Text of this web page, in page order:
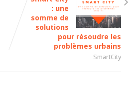
: une
somme de
solutions
pour résoudre les
problèmes urbains
SmartCity